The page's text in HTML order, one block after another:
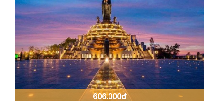
606.000đ